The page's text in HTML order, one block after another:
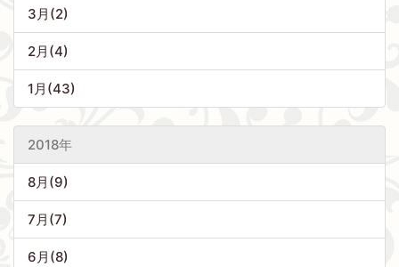
3月(2)
2月(4)
1月(43)
2018年
8月(9)
7月(7)
6月(8)